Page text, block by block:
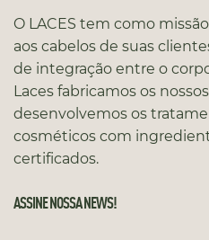
O LACES tem como
aos cabelos de suas
de integração entre o
Laces fabricamos os
desenvolvemos os
cosméticos com
certificados.
ASSINE NOSSA NEWS!